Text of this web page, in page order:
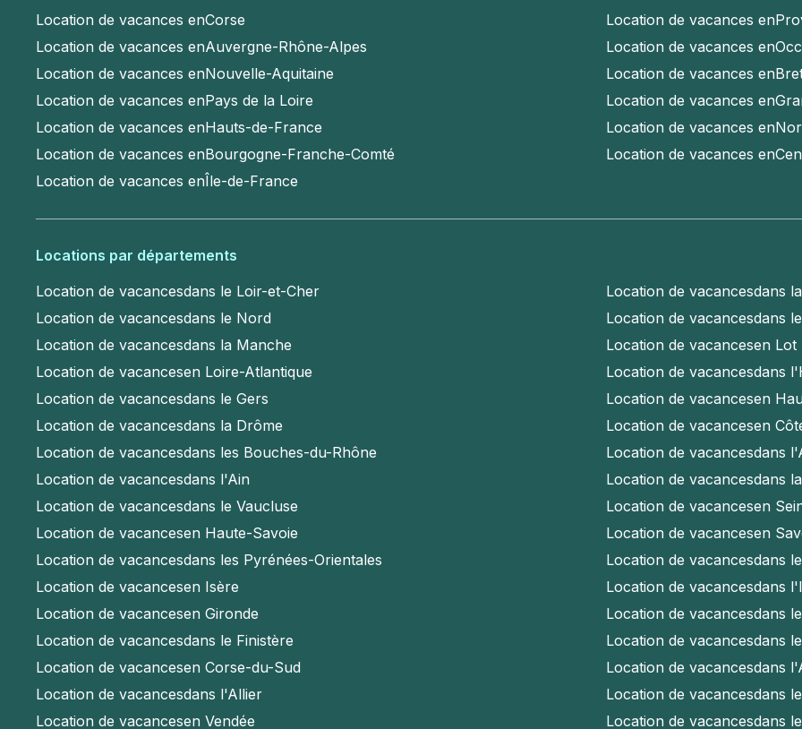
Location de vacances enCorse Location de vacances en
Location de vacances enAuvergne-Rhône-Alpes Location de vacances en
Location de vacances enNouvelle-Aquitaine Location de vacances en
Location de vacances enPays de la Loire Location de vacances en
Location de vacances enHauts-de-France Location de vacances en
Location de vacances enBourgogne-Franche-Comté Location de vacances en
Location de vacances enÎle-de-France
Locations par départements
Location de vacancesdans le Loir-et-Cher Location de vacancesdans
Location de vacancesdans le Nord Location de vacancesdans
Location de vacancesdans la Manche Location de vacancesen Lot
Location de vacancesen Loire-Atlantique Location de vacancesdans
Location de vacancesdans le Gers Location de vacancesen
Location de vacancesdans la Drôme Location de vacancesen
Location de vacancesdans les Bouches-du-Rhône Location de vacancesdans
Location de vacancesdans l'Ain Location de vacancesdans
Location de vacancesdans le Vaucluse Location de vacancesen
Location de vacancesen Haute-Savoie Location de vacancesen
Location de vacancesdans les Pyrénées-Orientales Location de vacancesdans
Location de vacancesen Isère Location de vacancesdans
Location de vacancesen Gironde Location de vacancesdans
Location de vacancesdans le Finistère Location de vacancesdans
Location de vacancesen Corse-du-Sud Location de vacancesdans
Location de vacancesdans l'Allier Location de vacancesdans
Location de vacancesen Vendée Location de vacancesdans